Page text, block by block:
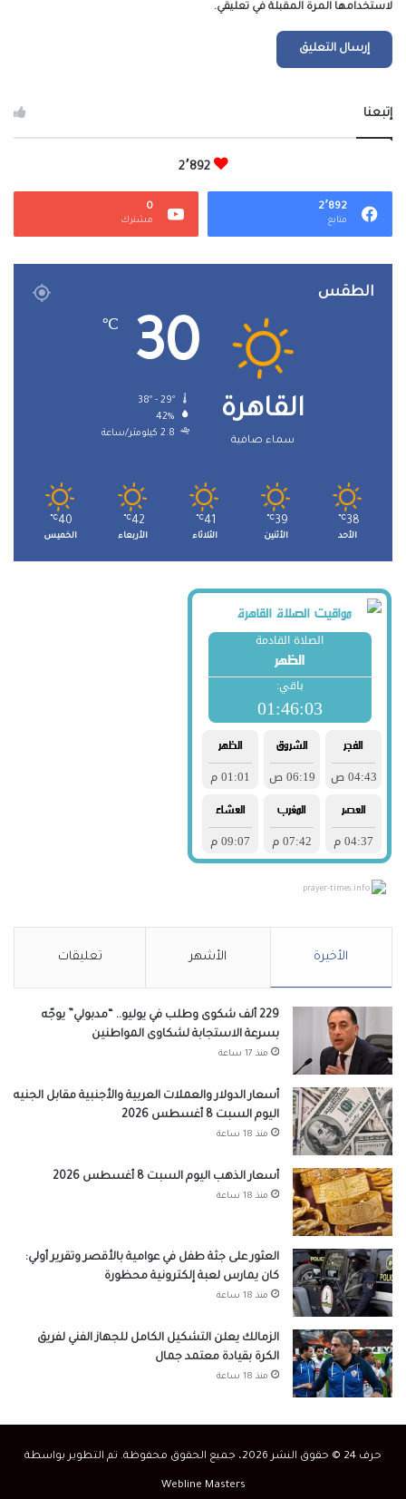
لاستخدامها المرة المقبلة في تعليقي.
إتبعنا
2٬892
2٬892
متابع
0
مشترك
الطقس
القاهرة
سماء صافية
30
℃
42%
2.8 كيلومتر/ساعة
38
℃
الأحد
39
℃
الأثنين
41
℃
الثلاثاء
42
℃
الأربعاء
40
℃
الخميس
prayer-times.info
الأخيرة الأشهر تعليقات
229 ألف شكوى وطلب في يوليو.. “مدبولي” يوجّه
بسرعة الاستجابة لشكاوى المواطنين
منذ 17 ساعة
أسعار الدولار والعملات العربية والأجنبية مقابل الجنيه
اليوم السبت 8 أغسطس 2026
منذ 18 ساعة
أسعار الذهب اليوم السبت 8 أغسطس 2026
منذ 18 ساعة
العثور على جثة طفل في عوامية بالأقصر وتقرير أولي:
كان يمارس لعبة إلكترونية محظورة
منذ 18 ساعة
الزمالك يعلن التشكيل الكامل للجهاز الفني لفريق
الكرة بقيادة معتمد جمال
منذ 18 ساعة
حرف 24 © حقوق النشر 2026، جميع الحقوق محفوظة. تم التطوير بواسطة
Webline Masters